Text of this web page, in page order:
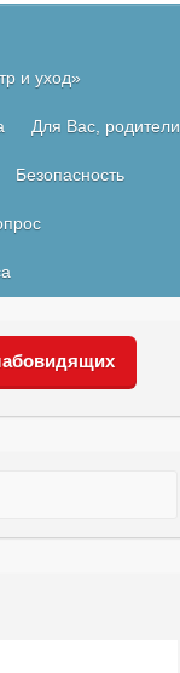
и уход»
Для Вас, родители
Безопасность